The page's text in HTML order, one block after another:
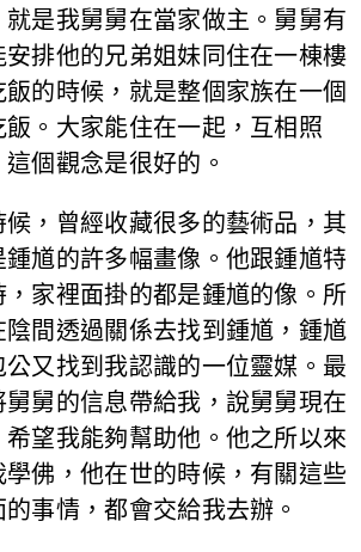
是我舅舅在當家做主。舅舅有
排他的兄弟姐妹同住在一棟樓
的時候，就是整個家族在一個
。大家能住在一起，互相照
個觀念是很好的。
，曾經收藏很多的藝術品，其
馗的許多幅畫像。他跟鍾馗特
家裡面掛的都是鍾馗的像。所
間透過關係去找到鍾馗，鍾馗
又找到我認識的一位靈媒。最
舅的信息帶給我，說舅舅現在
望我能夠幫助他。他之所以來
佛，他在世的時候，有關這些
事情，都會交給我去辦。